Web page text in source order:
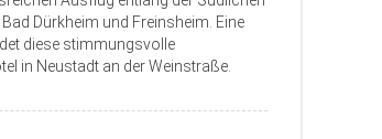
Dürkheim und Freinsheim. Eine
diese stimmungsvolle
in Neustadt an der Weinstraße.